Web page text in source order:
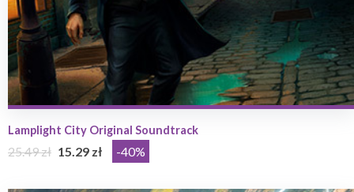
Lamplight City Original Soundtrack
25.49 zł 15.29 zł -40%